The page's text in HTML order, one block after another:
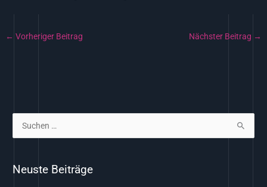
← Vorheriger Beitrag Nächster Beitrag →
h
Neuste Beiträge